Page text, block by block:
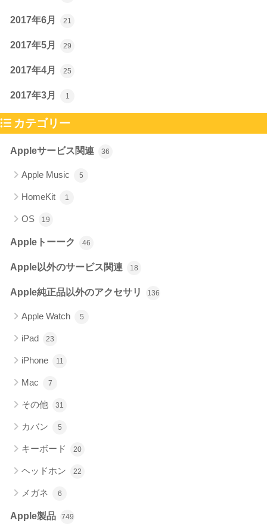
2017年6月 21
2017年5月 29
2017年4月 25
2017年3月 1
カテゴリー
Appleサービス関連 36
Apple Music 5
HomeKit 1
OS 19
Appleトーーク 46
Apple以外のサービス関連 18
Apple純正品以外のアクセサリ 136
Apple Watch 5
iPad 23
iPhone 11
Mac 7
その他 31
カバン 5
キーボード 20
ヘッドホン 22
メガネ 6
Apple製品 749